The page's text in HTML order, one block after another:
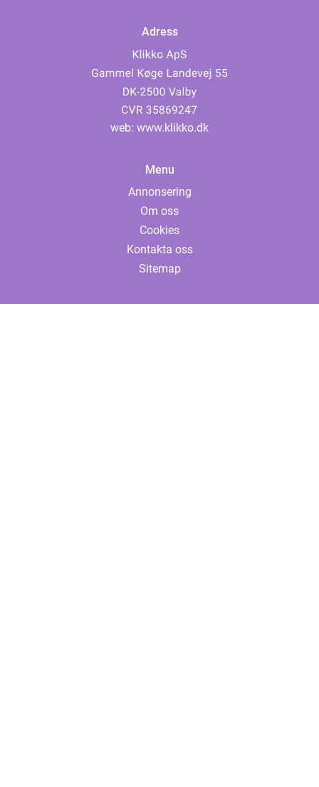
Adress
web: www.klikko.dk
Menu
Annonsering
Om oss
Cookies
Kontakta oss
Sitemap